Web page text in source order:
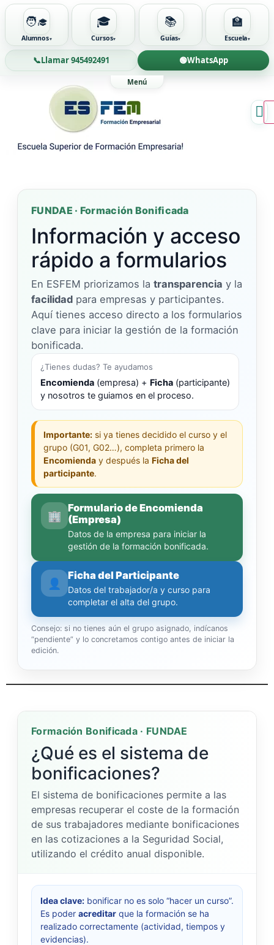
🧑‍🎓
Alumnos
🎓
Cursos
📚
Guías
🏫
Escuela
📞Llamar 945492491 🟢WhatsApp
FUNDAE · Formación Bonificada
Información y acceso
rápido a formularios
En ESFEM priorizamos la transparencia y la
facilidad para empresas y participantes.
Aquí tienes acceso directo a los formularios
clave para iniciar la gestión de la formación
bonificada.
¿Tienes dudas? Te ayudamos
Encomienda (empresa) + Ficha (participante)
y nosotros te guiamos en el proceso.
Importante: si ya tienes decidido el curso y el
grupo (G01, G02…), completa primero la
Encomienda y después la Ficha del
participante.
🏢
Formulario de Encomienda
(Empresa)
Datos de la empresa para iniciar la
gestión de la formación bonificada.
👤
Ficha del Participante
Datos del trabajador/a y curso para
completar el alta del grupo.
Consejo: si no tienes aún el grupo asignado, indícanos
“pendiente” y lo concretamos contigo antes de iniciar la
edición.
Formación Bonificada · FUNDAE
¿Qué es el sistema de
bonificaciones?
El sistema de bonificaciones permite a las
empresas recuperar el coste de la formación
de sus trabajadores mediante bonificaciones
en las cotizaciones a la Seguridad Social,
utilizando el crédito anual disponible.
Idea clave: bonificar no es solo “hacer un curso”.
Es poder acreditar que la formación se ha
realizado correctamente (actividad, tiempos y
evidencias).